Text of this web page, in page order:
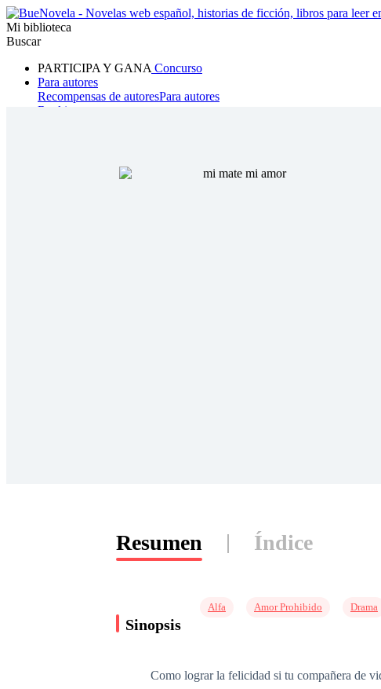
Mi biblioteca
Buscar
PARTICIPA Y GANA Concurso
Para autores
Recompensas de autoresPara autores
Ranking
Hombre lobo Sistema Fantasía
Resumen Índice
Sinopsis
Alfa Amor Prohibido Drama
Como lograr la felicidad si tu compañera de